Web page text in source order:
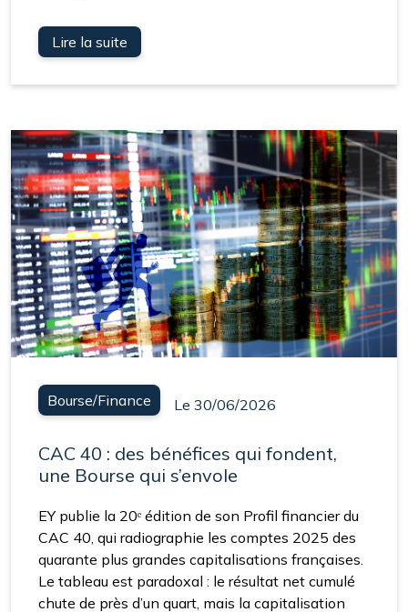
Lire la suite
Bourse/Finance Le 30/06/2026
CAC 40 : des bénéfices qui fondent,
une Bourse qui s’envole
EY publie la 20ᵉ édition de son Profil financier du
CAC 40, qui radiographie les comptes 2025 des
quarante plus grandes capitalisations françaises.
Le tableau est paradoxal : le résultat net cumulé
chute de près d’un quart, mais la capitalisation